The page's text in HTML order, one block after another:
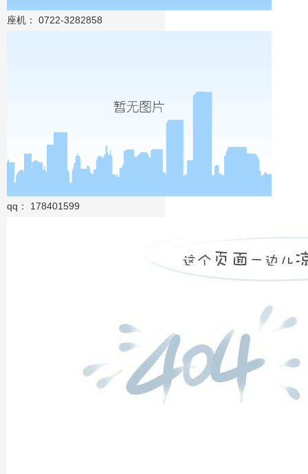
座机： 0722-3282858
qq： 178401599